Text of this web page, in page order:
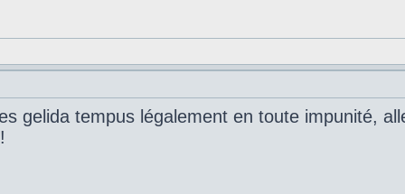
gelida tempus légalement en toute impunité,